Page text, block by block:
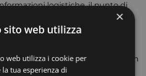
logistiche, il punto di
ufficiale della manifestazione:
Comics & Games 2025 sono già in
acquistare biglietti giornalieri e
×
sito web utilizza
web utilizza i cookie per
tua esperienza di